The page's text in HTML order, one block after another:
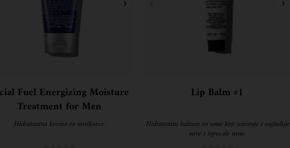
Fuel Energizing Moisture
Treatment for Men
Hidratantna krema za muškarce.
Lip Balm #1
Hidratantni balzam za usne koji umiruje i zaglađuje
suve i ispucale usne.